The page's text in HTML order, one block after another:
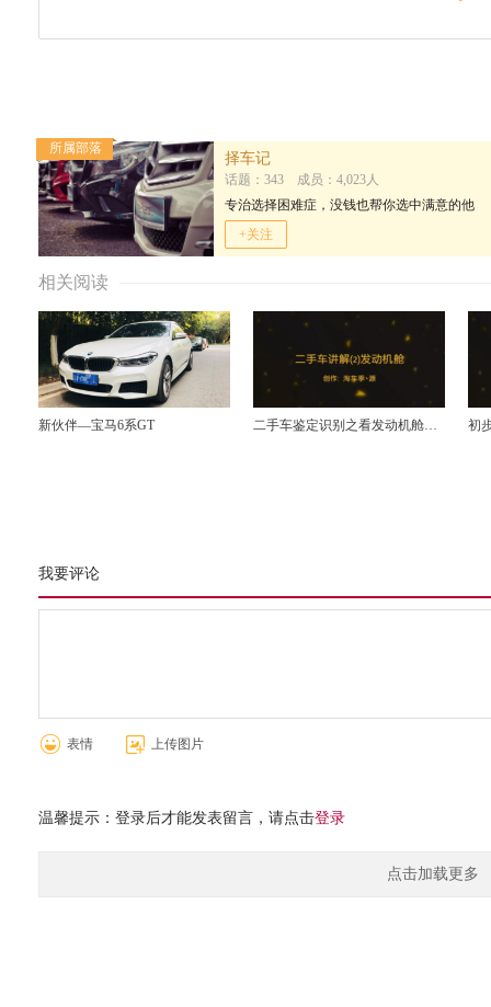
所属部落
择车记
话题：343 成员：4,023人
专治选择困难症，没钱也帮你选中满意的他
+关注
相关阅读
新伙伴—宝马6系GT
二手车鉴定识别之看发动机舱识
初
我要评论
表情 上传图片
温馨提示：登录后才能发表留言，请点击登录
点击加载更多